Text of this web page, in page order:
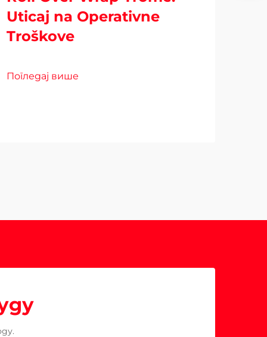
Uticaj na Operativne
Troškove
Погледај више